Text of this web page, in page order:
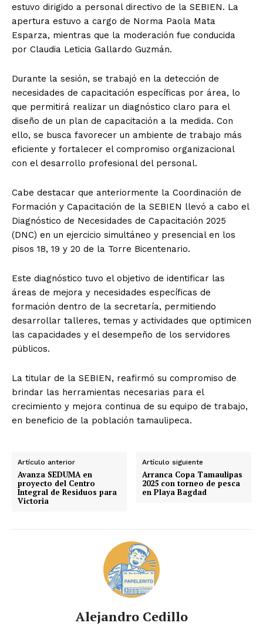
estuvo dirigido a personal directivo de la SEBIEN. La
apertura estuvo a cargo de Norma Paola Mata
Esparza, mientras que la moderación fue conducida
por Claudia Leticia Gallardo Guzmán.
Durante la sesión, se trabajó en la detección de
necesidades de capacitación específicas por área, lo
que permitirá realizar un diagnóstico claro para el
diseño de un plan de capacitación a la medida. Con
ello, se busca favorecer un ambiente de trabajo más
eficiente y fortalecer el compromiso organizacional
con el desarrollo profesional del personal.
Cabe destacar que anteriormente la Coordinación de
Formación y Capacitación de la SEBIEN llevó a cabo el
Diagnóstico de Necesidades de Capacitación 2025
(DNC) en un ejercicio simultáneo y presencial en los
pisos 18, 19 y 20 de la Torre Bicentenario.
Este diagnóstico tuvo el objetivo de identificar las
áreas de mejora y necesidades específicas de
formación dentro de la secretaría, permitiendo
desarrollar talleres, temas y actividades que optimicen
las capacidades y el desempeño de los servidores
públicos.
La titular de la SEBIEN, reafirmó su compromiso de
brindar las herramientas necesarias para el
crecimiento y mejora continua de su equipo de trabajo,
en beneficio de la población tamaulipeca.
Artículo anterior
Avanza SEDUMA en
proyecto del Centro
Integral de Residuos para
Victoria
Artículo siguiente
Arranca Copa Tamaulipas
2025 con torneo de pesca
en Playa Bagdad
Alejandro Cedillo